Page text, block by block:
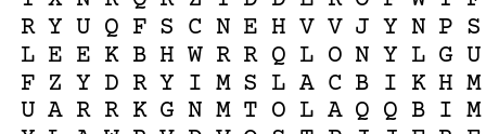
R Y U Q F S C N E H V V J Y N P S
L E E K B H W R R Q L O N Y L G U
F Z Y D R Y I M S L A C B I K H M
U A R R K G N M T O L A Q Q B I M